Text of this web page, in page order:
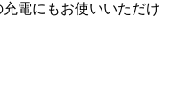
電にもお使いいただけ